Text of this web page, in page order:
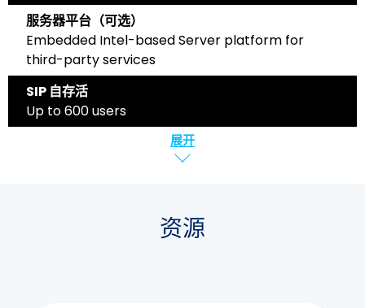
服务器平台（可选）
Embedded Intel-based Server platform for
third-party services
SIP 自存活
Up to 600 users
展开
资源